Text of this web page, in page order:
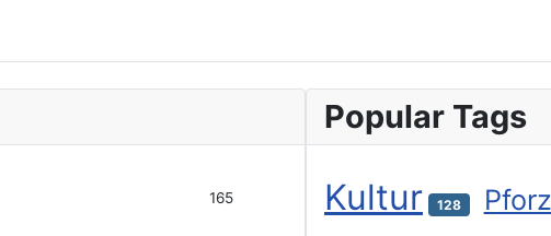
165
Popular Tags
Kultur 128